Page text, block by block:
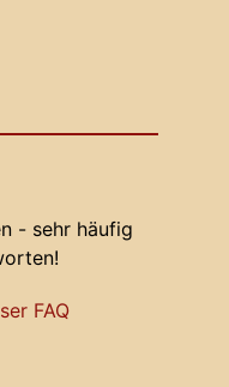
- sehr häufig
FAQ